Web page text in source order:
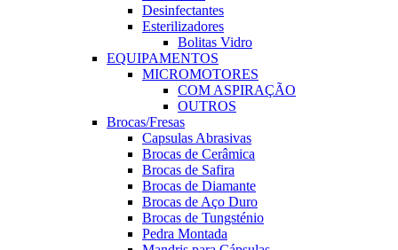
Desinfectantes
Esterilizadores
Bolitas Vidro
EQUIPAMENTOS
MICROMOTORES
COM ASPIRAÇÃO
OUTROS
Brocas/Fresas
Capsulas Abrasivas
Brocas de Cerâmica
Brocas de Safira
Brocas de Diamante
Brocas de Aço Duro
Brocas de Tungsténio
Pedra Montada